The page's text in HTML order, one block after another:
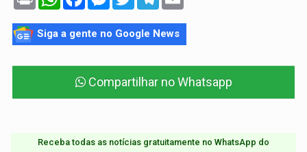
Siga a gente no Google News
Compartilhar no Whatsapp
Receba todas as notícias gratuitamente no WhatsApp do